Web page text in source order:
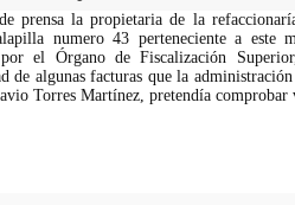
prensa la propietaria de la
numero 43 perteneciente a este
por el Órgano de Fiscalización
de algunas facturas que la
Torres Martínez, pretendía comprobar